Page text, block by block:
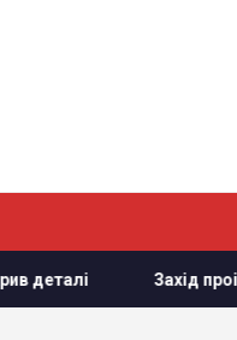
Захід проігнорував